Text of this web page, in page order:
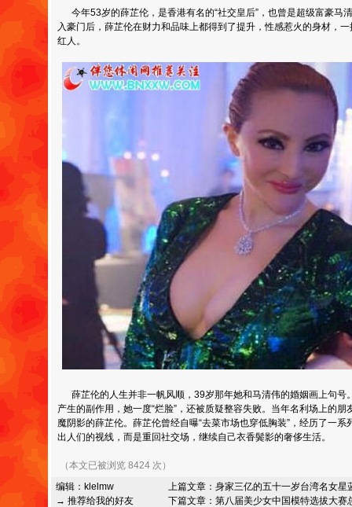
今年53岁的薛芷伦，是香港有名的“社交皇后”，也曾是超级富豪马
入豪门后，薛芷伦在财力和品味上都得到了提升，性感惹火的身材，
红人。
薛芷伦的人生并非一帆风顺，39岁那年她和马清伟的婚姻画上句号
产生的副作用，她一度“烂脸”，还被质疑整容失败。当年名利场上的
魔阴影的薛芷伦。薛芷伦曾经自曝“去菜市场也穿低胸装”，经历了一
出人们的视线，而是重回社交场，继续自己衣香鬓影的奢侈生活。
（本文已被浏览 8424 次）
编辑： klelmw
→ 推荐给我的好友
上篇文章： 身家三亿的五十一岁台湾名女星
下篇文章： 第八届美少女中国模特选拔大赛